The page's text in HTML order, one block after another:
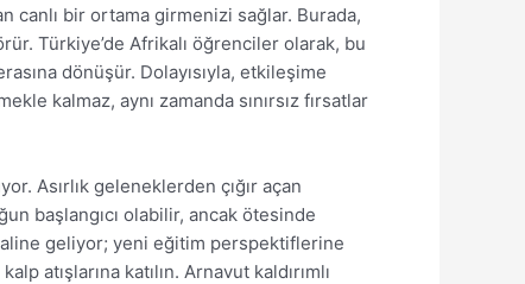
canlı bir ortama girmenizi sağlar. Burada,
Türkiye’de Afrikalı öğrenciler olarak, bu
dönüşür. Dolayısıyla, etkileşime
kalmaz, aynı zamanda sınırsız fırsatlar
Asırlık geleneklerden çığır açan
başlangıcı olabilir, ancak ötesinde
geliyor; yeni eğitim perspektiflerine
atışlarına katılın. Arnavut kaldırımlı